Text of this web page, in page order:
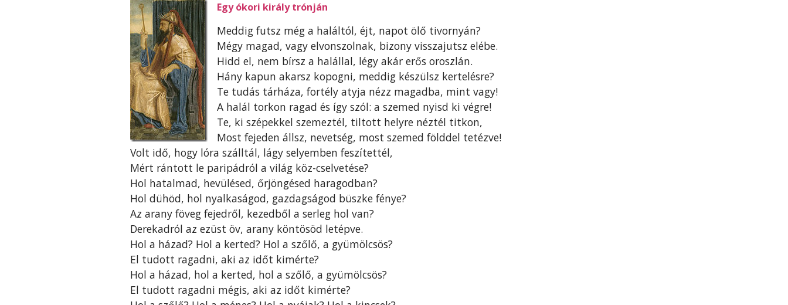
Egy ókori király trónján
Meddig futsz még a haláltól, éjt, napot ölő tivornyán?
Mégy magad, vagy elvonszolnak, bizony visszajutsz elébe.
Hidd el, nem bírsz a halállal, légy akár erős oroszlán.
Hány kapun akarsz kopogni, meddig készülsz kertelésre?
Te tudás tárháza, fortély atyja nézz magadba, mint vagy!
A halál torkon ragad és így szól: a szemed nyisd ki végre!
Te, ki szépekkel szemeztél, tiltott helyre néztél titkon,
Most fejeden állsz, nevetség, most szemed földdel tetézve!
Volt idő, hogy lóra szálltál, lágy selyemben feszítettél,
Mért rántott le paripádról a világ köz-cselvetése?
Hol hatalmad, hevülésed, őrjöngésed haragodban?
Hol dühöd, hol nyalkaságod, gazdagságod büszke fénye?
Az arany föveg fejedről, kezedből a serleg hol van?
Derekadról az ezüst öv, arany köntösöd letépve.
Hol a házad? Hol a kerted? Hol a szőlő, a gyümölcsös?
El tudott ragadni, aki az időt kimérte?
Hol a házad, hol a kerted, hol a szőlő, a gyümölcsös?
El tudott ragadni mégis, aki az időt kimérte?